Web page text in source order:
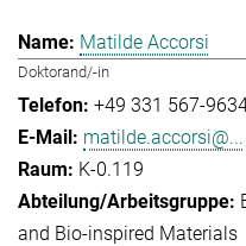
Matilde Accorsi
Doktorand/-in
+49 331 567-
matilde.accorsi@...
K-0.119
and Bio-inspired Materials